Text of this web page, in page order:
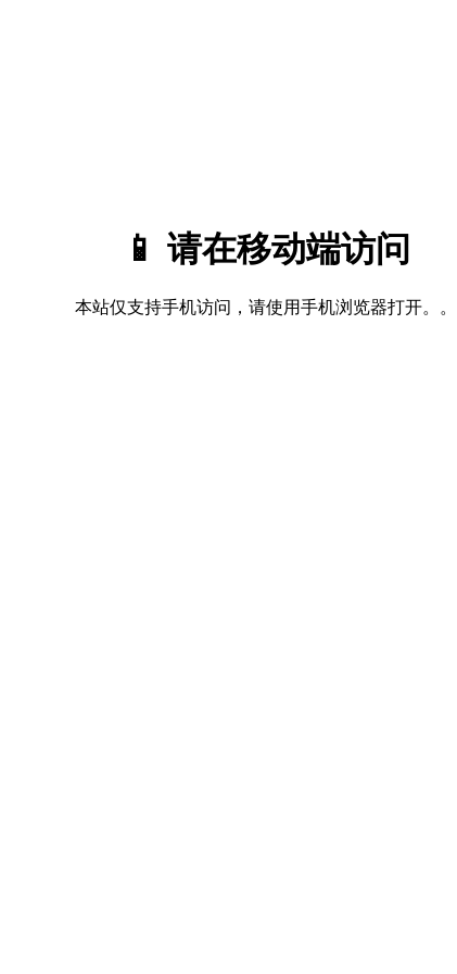
📱 请在移动端访问
本站仅支持手机访问，请使用手机浏览器打开。。